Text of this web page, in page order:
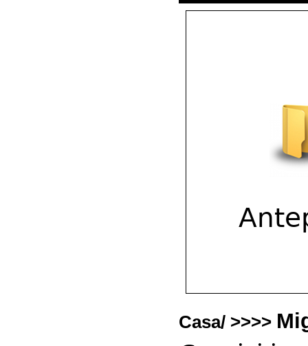
Casa/ >>>>